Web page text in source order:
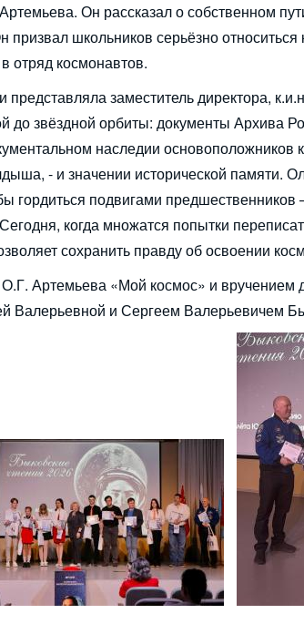
Он рассказал о собственном
школьников серьёзно относиться
отряд космонавтов.
заместитель директора,
до звёздной орбиты: документы Архива
наследии основоположников
- и значении исторической памяти.
гордиться подвигами
когда множатся попытки
сохранить правду об освоении
Артемьева «Мой космос» и вручением
Валерьевной и Сергеем Валерьевичем